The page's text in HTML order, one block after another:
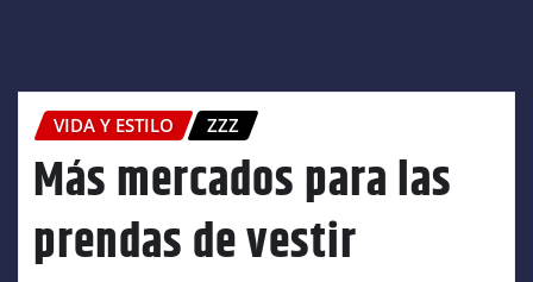
VIDA Y ESTILO ZZZ
Más mercados para las
prendas de vestir